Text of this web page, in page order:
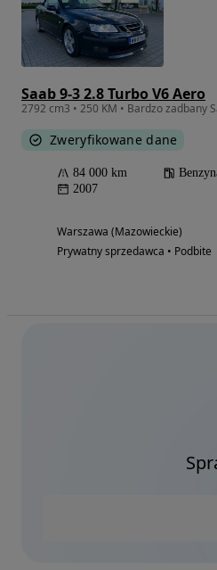
Saab 9-3 2.8 Turbo V6 Aero
2792 cm3 • 250 KM • Bardzo zadbany
Zweryfikowane dane
84 000 km
2007
Warszawa (Mazowieckie)
Prywatny sprzedawca • Podbite